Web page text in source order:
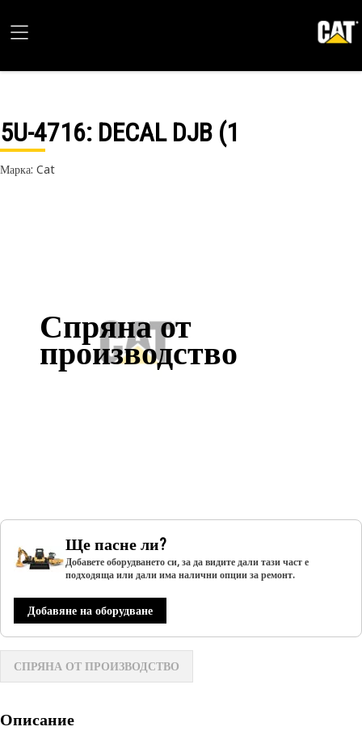
5U-4716: DECAL DJB (1
Марка: Cat
Спряна от
производство
Ще пасне ли?
Добавете оборудването си, за да видите дали тази част е
подходяща или дали има налични опции за ремонт.
Добавяне на оборудване
СПРЯНА ОТ ПРОИЗВОДСТВО
Описание